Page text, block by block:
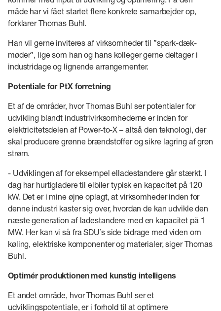
måde har vi fået startet flere konkrete samarbejder op,
forklarer Thomas Buhl.
Han vil gerne inviteres af virksomheder til ”spark-dæk-
møder”, lige som han og hans kolleger gerne deltager i
industridage og lignende arrangementer.
Potentiale for PtX forretning
Et af de områder, hvor Thomas Buhl ser potentialer for
udvikling blandt industrivirksomhederne er inden for
elektricitetsdelen af Power-to-X – altså den teknologi, der
skal producere grønne brændstoffer og sikre lagring af grøn
strøm.
- Udviklingen af for eksempel elladestandere går stærkt. I
dag har hurtigladere til elbiler typisk en kapacitet på 120
kW. Det er i mine øjne oplagt, at virksomheder inden for
denne industri kaster sig over, hvordan de kan udvikle den
næste generation af ladestandere med en kapacitet på 1
MW. Her kan vi så fra SDU’s side bidrage med viden om
køling, elektriske komponenter og materialer, siger Thomas
Buhl.
Optimér produktionen med kunstig intelligens
Et andet område, hvor Thomas Buhl ser et
udviklingspotentiale, er i forhold til at optimere